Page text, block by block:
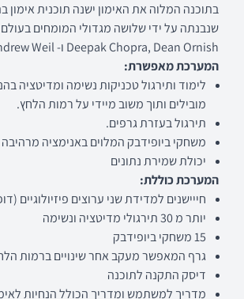
שנבנתה על ידי שלושה מגדולי המומחים
Deepak Chopra, Dean Ornish ו- Andrew Weil
המערכת מאפשרת:
לימוד ותירגול טכניקות נשימה ומדיטציה
מובילים ותוך משוב מיידי על רמות הלחץ.
תירגול בעזרת גרפים.
משחקי ביופידבק המלוים באנימציה מרהיבה
יכולת שמירת נתונים
המערכת כוללת:
חייישנים למדידת שני ערוצים פיזיולוגיים
יותר מ 30 תירגולי מדיטציה ונשימה
15 משחקי ביופידבק
גרף המאפשר מעקב אחר שינויים ברמות
דיסק התקנה לתוכנה
מדריך למשתמש ומדריך הכולל הנחיות